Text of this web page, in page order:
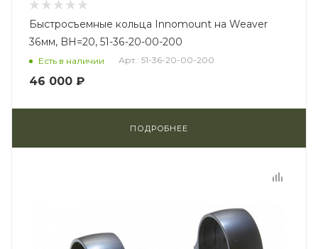
Быстросъемные кольца Innomount на Weaver
36мм, BH=20, 51-36-20-00-200
Есть в наличии Арт.: 51-36-20-00-200
46 000 ₽
ПОДРОБНЕЕ